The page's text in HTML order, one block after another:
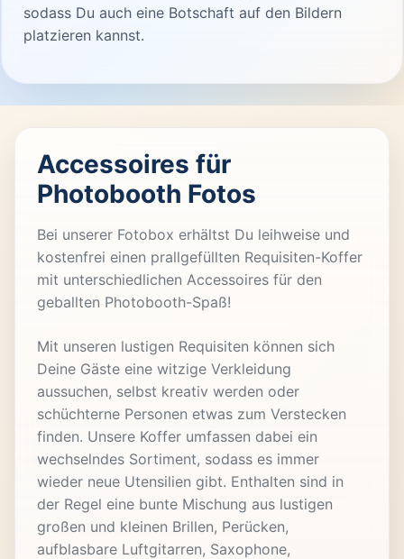
sodass Du auch eine Botschaft auf den Bildern
platzieren kannst.
Accessoires für
Photobooth Fotos
Bei unserer Fotobox erhältst Du leihweise und
kostenfrei einen prallgefüllten Requisiten-Koffer
mit unterschiedlichen Accessoires für den
geballten Photobooth-Spaß!
Mit unseren lustigen Requisiten können sich
Deine Gäste eine witzige Verkleidung
aussuchen, selbst kreativ werden oder
schüchterne Personen etwas zum Verstecken
finden. Unsere Koffer umfassen dabei ein
wechselndes Sortiment, sodass es immer
wieder neue Utensilien gibt. Enthalten sind in
der Regel eine bunte Mischung aus lustigen
großen und kleinen Brillen, Perücken,
aufblasbare Luftgitarren, Saxophone,